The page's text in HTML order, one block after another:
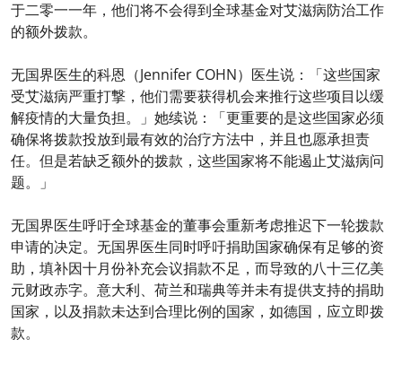
于二零一一年，他们将不会得到全球基金对艾滋病防治工作
的额外拨款。
无国界医生的科恩（Jennifer COHN）医生说：「这些国家
受艾滋病严重打撃，他们需要获得机会来推行这些项目以缓
解疫情的大量负担。」她续说：「更重要的是这些国家必须
确保将拨款投放到最有效的治疗方法中，并且也愿承担责
任。但是若缺乏额外的拨款，这些国家将不能遏止艾滋病问
题。」
无国界医生呼吁全球基金的董事会重新考虑推迟下一轮拨款
申请的决定。无国界医生同时呼吁捐助国家确保有足够的资
助，填补因十月份补充会议捐款不足，而导致的八十三亿美
元财政赤字。意大利、荷兰和瑞典等并未有提供支持的捐助
国家，以及捐款未达到合理比例的国家，如德国，应立即拨
款。